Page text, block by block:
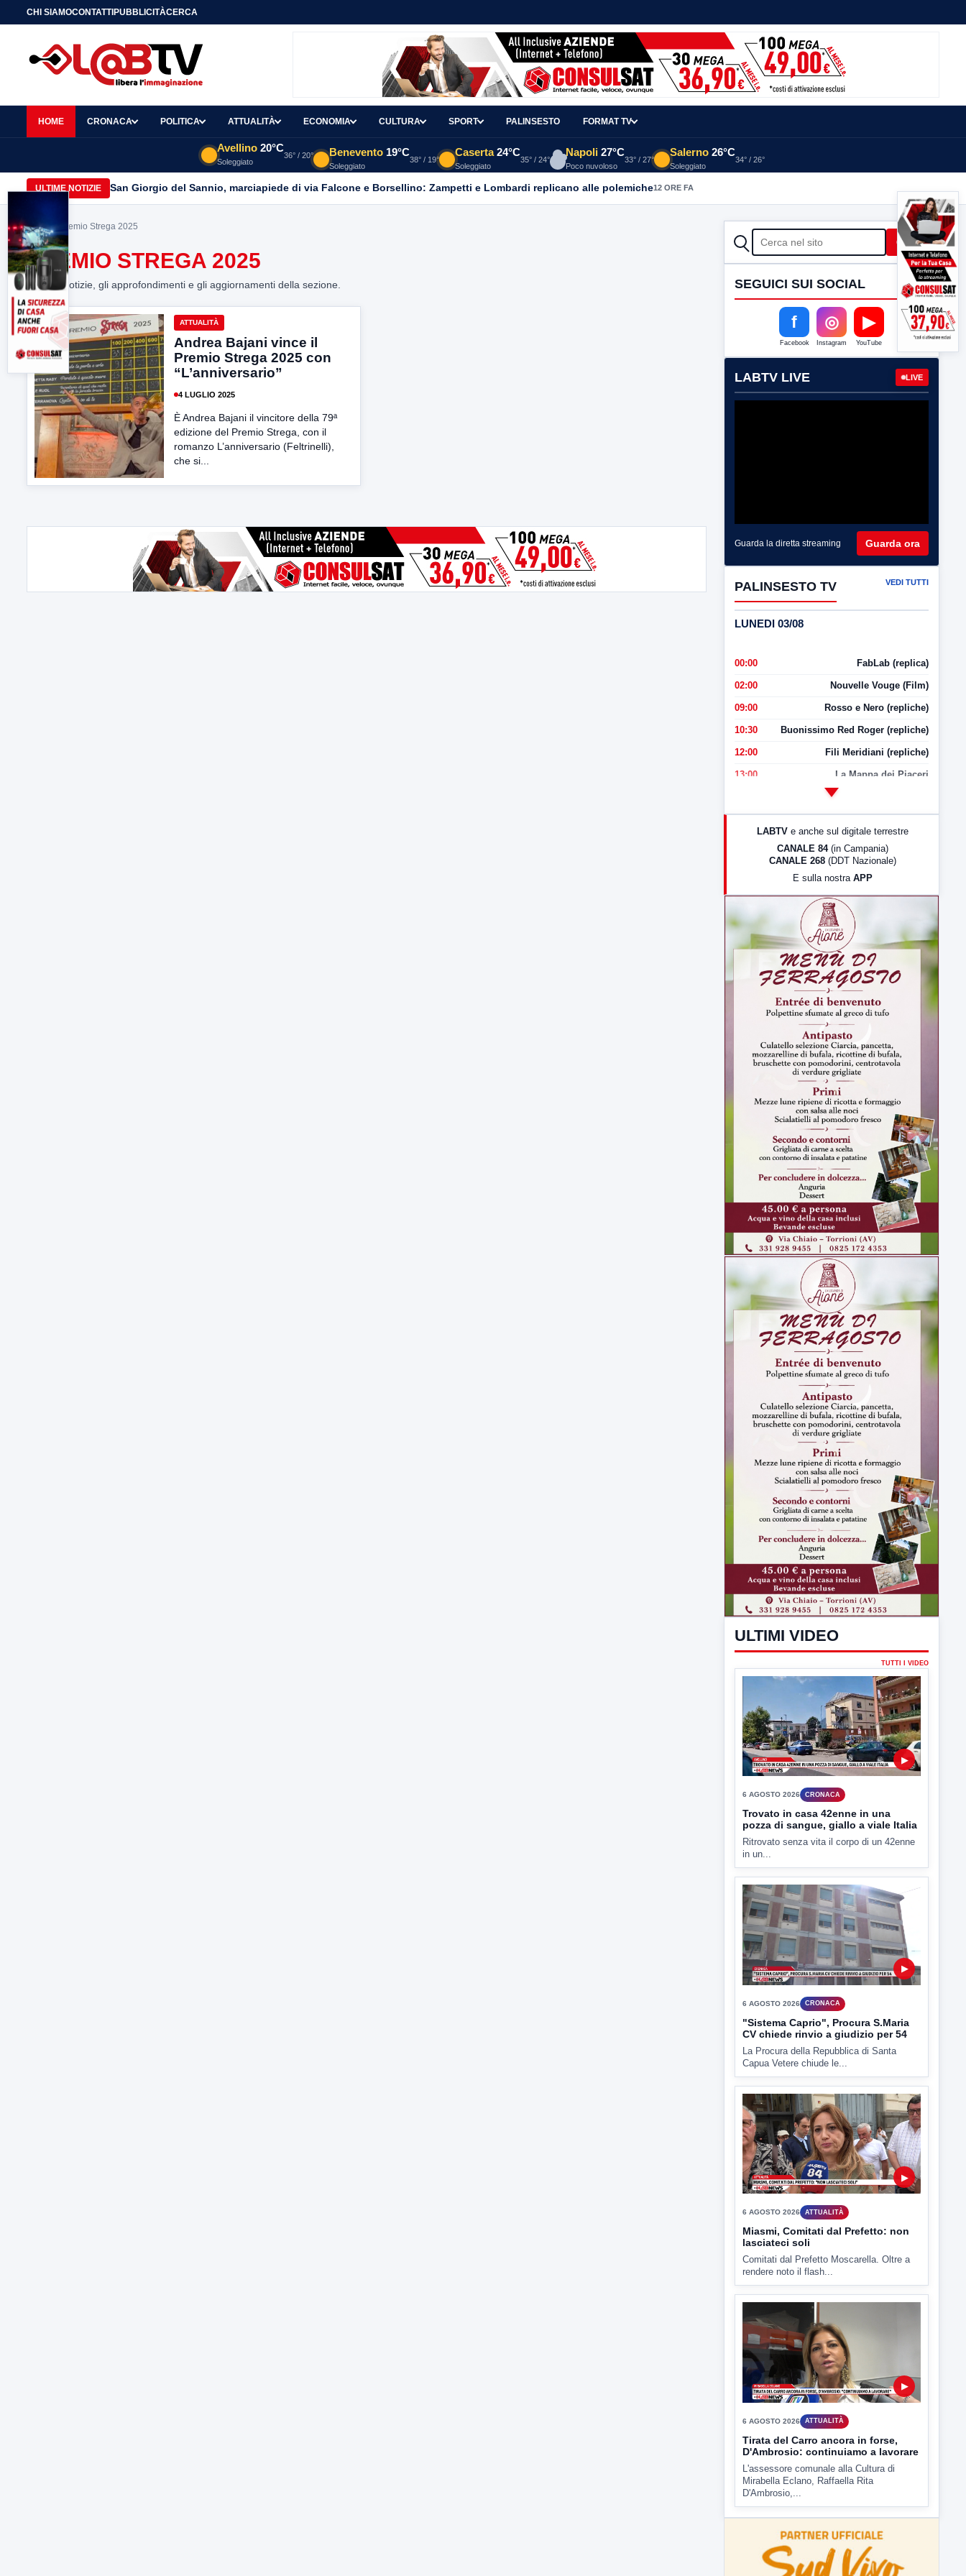
CHI SIAMOCONTATTIPUBBLICITÀCERCA
HOME CRONACA POLITICA ATTUALITÀ ECONOMIA CULTURA SPORT PALINSESTO FORMAT TV
Avellino 20°C
Soleggiato
36° / 20° Benevento 19°C
Soleggiato
38° / 19°
Caserta 24°C
Soleggiato
35° / 24°
Napoli 27°C
Poco nuvoloso
33° / 27°
Salerno 26°C
Soleggiato
34° / 26°
ULTIME NOTIZIE San Giorgio del Sannio, marciapiede di via Falcone e Borsellino: Zampetti e Lombardi replicano alle polemiche12 ORE FA
Home> Premio Strega 2025
PREMIO STREGA 2025
Tutte le notizie, gli approfondimenti e gli aggiornamenti della sezione.
ATTUALITÀ
Andrea Bajani vince il
Premio Strega 2025 con
“L’anniversario”
4 LUGLIO 2025
È Andrea Bajani il vincitore della 79ª
edizione del Premio Strega, con il
romanzo L’anniversario (Feltrinelli),
che si...
CERCA Cerca
SEGUICI SUI SOCIAL
f
Facebook
◎
Instagram
▶
YouTube
LABTV LIVE LIVE
Guarda la diretta streaming Guarda ora
PALINSESTO TV VEDI TUTTI
LUNEDI 03/08
00:00 FabLab (replica)
02:00 Nouvelle Vouge (Film)
09:00 Rosso e Nero (repliche)
10:30 Buonissimo Red Roger (repliche)
12:00 Fili Meridiani (repliche)
13:00 La Mappa dei Piaceri
LabNews (Diretta)
LabNews (replica)
LABTV e anche sul digitale terrestre
CANALE 84 (in Campania)
CANALE 268 (DDT Nazionale)
E sulla nostra APP
ULTIMI VIDEO
TUTTI I VIDEO
▶
6 AGOSTO 2026 CRONACA
Trovato in casa 42enne in una
pozza di sangue, giallo a viale Italia
Ritrovato senza vita il corpo di un 42enne
in un...
▶
6 AGOSTO 2026 CRONACA
"Sistema Caprio", Procura S.Maria
CV chiede rinvio a giudizio per 54
La Procura della Repubblica di Santa
Capua Vetere chiude le...
▶
6 AGOSTO 2026 ATTUALITÀ
lasciateci soli
Comitati dal Prefetto Moscarella. Oltre a
rendere noto il flash...
▶
6 AGOSTO 2026 ATTUALITÀ
Tirata del Carro ancora in forse,
D'Ambrosio: continuiamo a lavorare
L'assessore comunale alla Cultura di
Mirabella Eclano, Raffaella Rita
D'Ambrosio,...